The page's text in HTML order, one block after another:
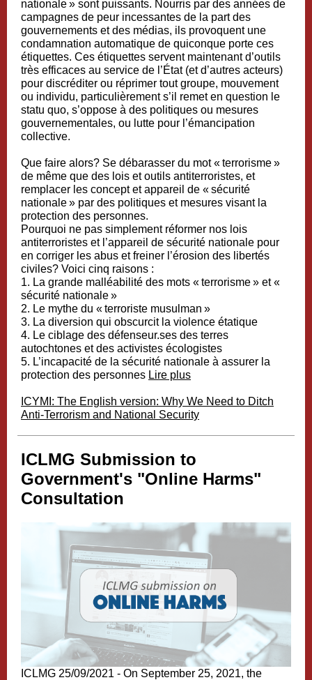
nationale » sont puissants. Nourris par des années de
campagnes de peur incessantes de la part des
gouvernements et des médias, ils provoquent une
condamnation automatique de quiconque porte ces
étiquettes. Ces étiquettes servent maintenant d’outils
très efficaces au service de l’État (et d’autres acteurs)
pour discréditer ou réprimer tout groupe, mouvement
ou individu, particulièrement s’il remet en question le
statu quo, s’oppose à des politiques ou mesures
gouvernementales, ou lutte pour l’émancipation
collective.
Que faire alors? Se débarasser du mot « terrorisme »
de même que des lois et outils antiterroristes, et
remplacer les concept et appareil de « sécurité
nationale » par des politiques et mesures visant la
protection des personnes.
Pourquoi ne pas simplement réformer nos lois
antiterroristes et l’appareil de sécurité nationale pour
en corriger les abus et freiner l’érosion des libertés
civiles? Voici cinq raisons :
1. La grande malléabilité des mots « terrorisme » et «
sécurité nationale »
2. Le mythe du « terroriste musulman »
3. La diversion qui obscurcit la violence étatique
4. Le ciblage des défenseur.ses des terres
autochtones et des activistes écologistes
5. L’incapacité de la sécurité nationale à assurer la
protection des personnes Lire plus
ICYMI: The English version: Why We Need to Ditch
Anti-Terrorism and National Security
ICLMG Submission to
Government's "Online Harms"
Consultation
ICLMG 25/09/2021 - On September 25, 2021, the